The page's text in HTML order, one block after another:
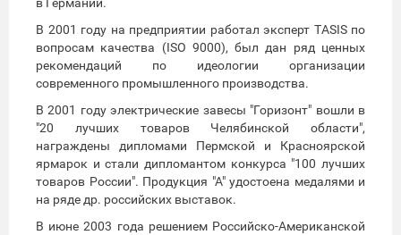
В 2001 году на предприятии работал эксперт ТASIS по
вопросам качества (ISO 9000), был дан ряд ценных
рекомендаций по идеологии организации
современного промышленного производства.
В 2001 году электрические завесы "Горизонт" вошли в
"20 лучших товаров Челябинской области",
награждены дипломами Пермской и Красноярской
ярмарок и стали дипломантом конкурса "100 лучших
товаров России". Продукция "А" удостоена медалями и
на ряде др. российских выставок.
В июне 2003 года решением Российско-Американской